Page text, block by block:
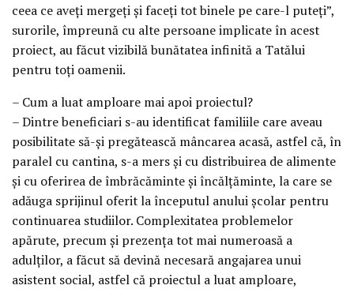
ceea ce aveţi mergeţi şi faceţi tot binele pe care-l puteţi”,
surorile, împreună cu alte persoane implicate în acest
proiect, au făcut vizibilă bunătatea infinită a Tatălui
pentru toţi oamenii.
– Cum a luat amploare mai apoi proiectul?
– Dintre beneficiari s-au identificat familiile care aveau
posibilitate să-şi pregătească mâncarea acasă, astfel că, în
paralel cu cantina, s-a mers şi cu distribuirea de alimente
şi cu oferirea de îmbrăcăminte şi încălţăminte, la care se
adăuga sprijinul oferit la începutul anului şcolar pentru
continuarea studiilor. Complexitatea problemelor
apărute, precum şi prezenţa tot mai numeroasă a
adulţilor, a făcut să devină necesară angajarea unui
asistent social, astfel că proiectul a luat amploare,